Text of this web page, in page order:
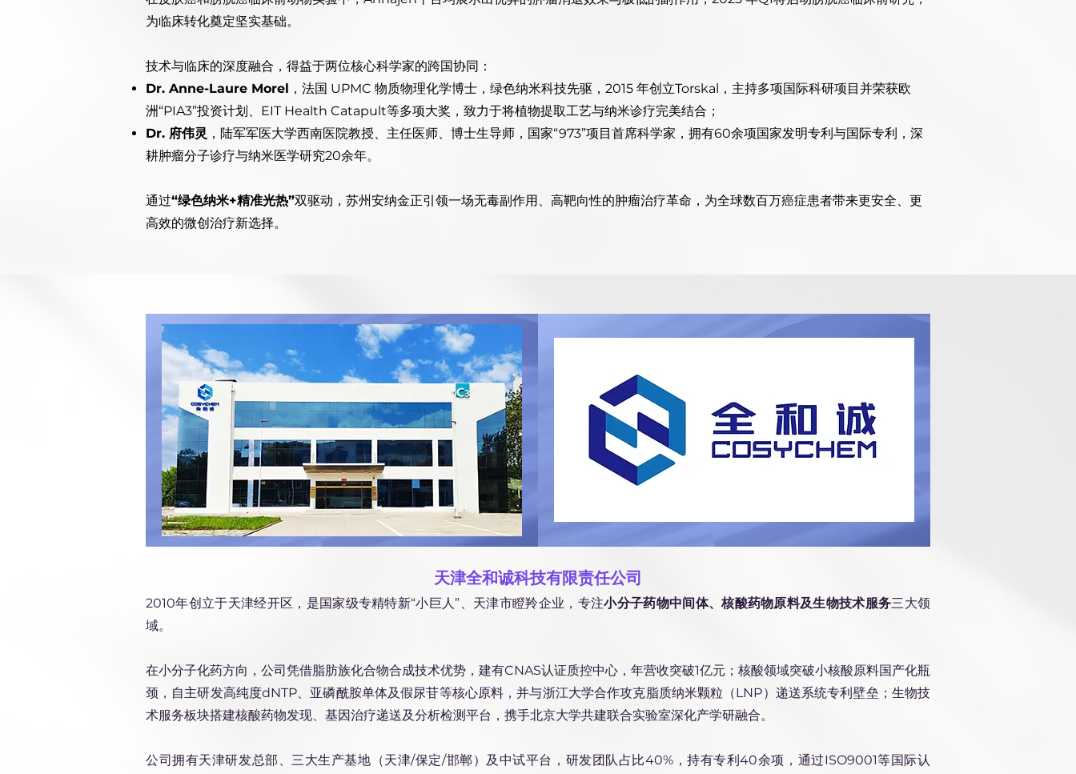
为临床转化奠定坚实基础​。
技术与临床的深度融合，得益于两位核心科学家的跨国协同：
Dr. Anne-Laure Morel ，法国 UPMC 物质物理化学博士，绿色纳米科技先驱，2015 年创立Torskal，主持多项国际科研项目并荣获欧
洲“PIA3”投资计划、EIT Health Catapult等多项大奖，致力于将植物提取工艺与纳米诊疗完美结合​；
Dr. 府伟灵 ，陆军军医大学西南医院教授、主任医师、博士生导师，国家“973”项目首席科学家，拥有60余项国家发明专利与国际专利，深
耕肿瘤分子诊疗与纳米医学研究20余年​。
通过“绿色纳米+精准光热”双驱动，苏州安纳金正引领一场无毒副作用、高靶向性的肿瘤治疗革命，为全球数百万癌症患者带来更安全、更
高效的微创治疗新选择。
天津全和诚科技有限责任公司
2010年创立于天津经开区，是国家级专精特新“小巨人”、天津市瞪羚企业，专注小分子药物中间体、核酸药物原料及生物技术服务三大领
域。
在小分子化药方向，公司凭借脂肪族化合物合成技术优势，建有CNAS认证质控中心，年营收突破1亿元；核酸领域突破小核酸原料国产化瓶
颈，自主研发高纯度dNTP、亚磷酰胺单体及假尿苷等核心原料，并与浙江大学合作攻克脂质纳米颗粒（LNP）递送系统专利壁垒；生物技
术服务板块搭建核酸药物发现、基因治疗递送及分析检测平台，携手北京大学共建联合实验室深化产学研融合。
公司拥有天津研发总部、三大生产基地（天津/保定/邯郸）及中试平台，研发团队占比40%，持有专利40余项，通过ISO9001等国际认